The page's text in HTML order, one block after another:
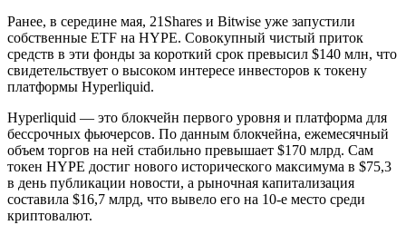
Ранее, в середине мая, 21Shares и Bitwise уже запустили
собственные ETF на HYPE. Совокупный чистый приток
средств в эти фонды за короткий срок превысил $140 млн, что
свидетельствует о высоком интересе инвесторов к токену
платформы Hyperliquid.
Hyperliquid — это блокчейн первого уровня и платформа для
бессрочных фьючерсов. По данным блокчейна, ежемесячный
объем торгов на ней стабильно превышает $170 млрд. Сам
токен HYPE достиг нового исторического максимума в $75,3
в день публикации новости, а рыночная капитализация
составила $16,7 млрд, что вывело его на 10-е место среди
криптовалют.